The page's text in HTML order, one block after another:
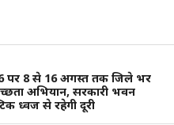
पर 8 से 16 अगस्त तक जिले भर
अभियान, सरकारी भवन
ध्वज से रहेगी दूरी